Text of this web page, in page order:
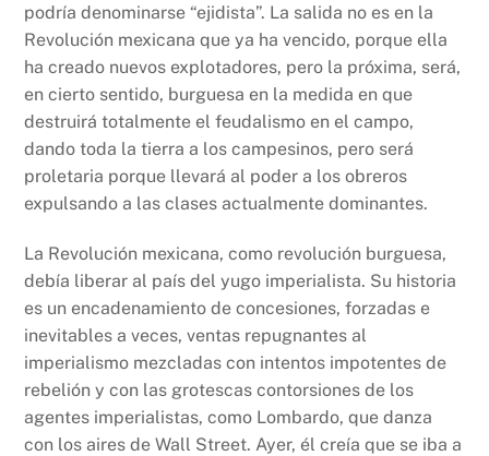
podría denominarse “ejidista”. La salida no es en la
Revolución mexicana que ya ha vencido, porque ella
ha creado nuevos explotadores, pero la próxima, será,
en cierto sentido, burguesa en la medida en que
destruirá totalmente el feudalismo en el campo,
dando toda la tierra a los campesinos, pero será
proletaria porque llevará al poder a los obreros
expulsando a las clases actualmente dominantes.
La Revolución mexicana, como revolución burguesa,
debía liberar al país del yugo imperialista. Su historia
es un encadenamiento de concesiones, forzadas e
inevitables a veces, ventas repugnantes al
imperialismo mezcladas con intentos impotentes de
rebelión y con las grotescas contorsiones de los
agentes imperialistas, como Lombardo, que danza
con los aires de Wall Street. Ayer, él creía que se iba a